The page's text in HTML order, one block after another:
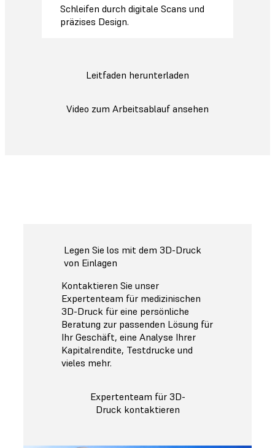
Schleifen durch digitale Scans und
präzises Design.
Leitfaden herunterladen
Video zum Arbeitsablauf ansehen
Legen Sie los mit dem 3D-Druck
von Einlagen
Kontaktieren Sie unser
Expertenteam für medizinischen
3D-Druck für eine persönliche
Beratung zur passenden Lösung für
Ihr Geschäft, eine Analyse Ihrer
Kapitalrendite, Testdrucke und
vieles mehr.
Expertenteam für 3D-
Druck kontaktieren